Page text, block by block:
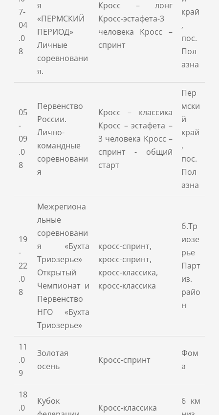
7-
04
.0
8
я
«ПЕРМСКИЙ
ПЕРИОД»
Личные
соревновани
я.
Кросс – лонг
Кросс-эстафета-3
человека Кросс –
спринт
край
,
пос.
Пол
азна
05
-
09
.0
8
Первенство
России.
Лично-
командные
соревновани
я
Кросс – классика
Кросс – эстафета –
3 человека Кросс –
спринт - общий
старт
Пер
мски
й
край
,
пос.
Пол
азна
19
-
22
.0
8
Межрегиона
льные
соревновани
я «Бухта
Триозерье»
Открытый
Чемпионат и
Первенство
НГО «Бухта
Триозерье»
кросс-спринт,
кросс-спринт,
кросс-классика,
кросс-классика
б.Тр
иозе
рье
Парт
из.
райо
н
11
.0
9
Золотая
осень
Кросс-спринт
Фом
а
18
.0
Кубок
Кросс-классика
6 км